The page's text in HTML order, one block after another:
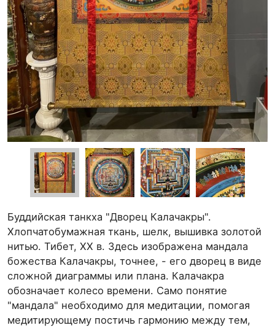
Буддийская танкха "Дворец Калачакры".
Хлопчатобумажная ткань, шелк, вышивка золотой
нитью. Тибет, ХХ в. Здесь изображена мандала
божества Калачакры, точнее, - его дворец в виде
сложной диаграммы или плана. Калачакра
обозначает колесо времени. Само понятие
"мандала" необходимо для медитации, помогая
медитирующему постичь гармонию между тем,